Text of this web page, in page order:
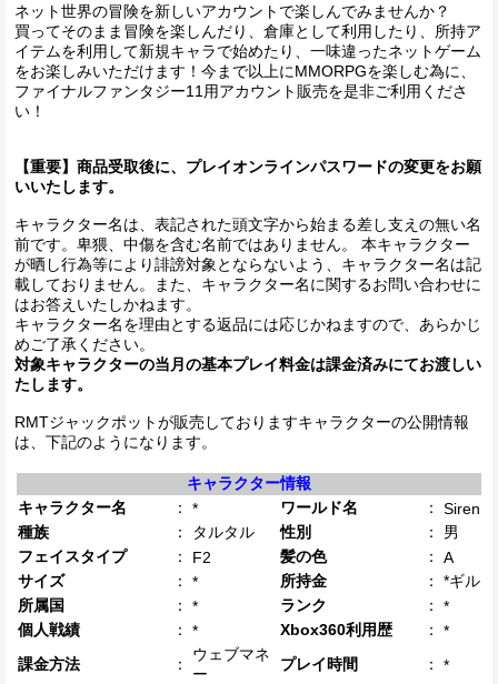
ネット世界の冒険を新しいアカウントで楽しんでみませんか？
買ってそのまま冒険を楽しんだり、倉庫として利用したり、所持ア
イテムを利用して新規キャラで始めたり、一味違ったネットゲーム
をお楽しみいただけます！今まで以上にMMORPGを楽しむ為に、
ファイナルファンタジー11用アカウント販売を是非ご利用くださ
い！
【重要】商品受取後に、プレイオンラインパスワードの変更をお願
いいたします。
キャラクター名は、表記された頭文字から始まる差し支えの無い名
前です。卑猥、中傷を含む名前ではありません。 本キャラクター
が晒し行為等により誹謗対象とならないよう、キャラクター名は記
載しておりません。また、キャラクター名に関するお問い合わせに
はお答えいたしかねます。
キャラクター名を理由とする返品には応じかねますので、あらかじ
めご了承ください。
対象キャラクターの当月の基本プレイ料金は課金済みにてお渡しい
たします。
RMTジャックポットが販売しておりますキャラクターの公開情報
は、下記のようになります。
キャラクター情報
キャラクター名
： * ワールド名 ：
Siren
種族
： タルタル 性別 ：
男
フェイスタイプ
： F2 髪の色 ：
A
サイズ
： * 所持金 ：
*ギル
所属国
： * ランク ：
*
個人戦績
： * Xbox360利用歴 ：
*
課金方法
：
ウェブマネ
ー
プレイ時間 ：
*